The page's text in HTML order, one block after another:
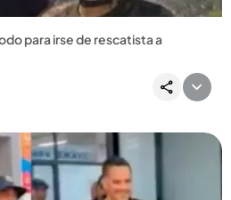
para irse de rescatista a
y hoy está en Venezuela, después
en labores de rescate tras